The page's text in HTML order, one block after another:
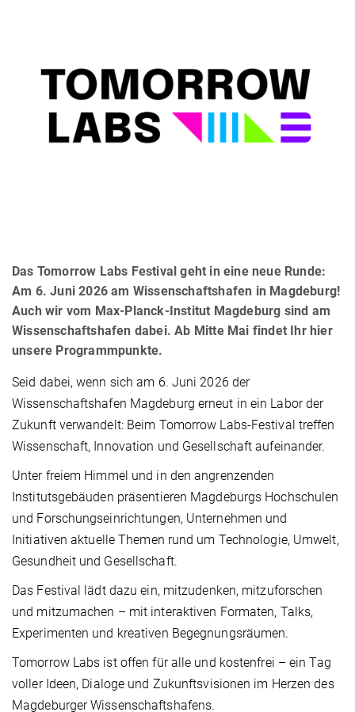
Das Tomorrow Labs Festival geht in eine neue Runde:
Am 6. Juni 2026 am Wissenschaftshafen in Magdeburg!
Auch wir vom Max-Planck-Institut Magdeburg sind am
Wissenschaftshafen dabei. Ab Mitte Mai findet Ihr hier
unsere Programmpunkte.
Seid dabei, wenn sich am 6. Juni 2026 der
Wissenschaftshafen Magdeburg erneut in ein Labor der
Zukunft verwandelt: Beim Tomorrow Labs-Festival treffen
Wissenschaft, Innovation und Gesellschaft aufeinander.
Unter freiem Himmel und in den angrenzenden
Institutsgebäuden präsentieren Magdeburgs Hochschulen
und Forschungseinrichtungen, Unternehmen und
Initiativen aktuelle Themen rund um Technologie, Umwelt,
Gesundheit und Gesellschaft.
Das Festival lädt dazu ein, mitzudenken, mitzuforschen
und mitzumachen – mit interaktiven Formaten, Talks,
Experimenten und kreativen Begegnungsräumen.
Tomorrow Labs ist offen für alle und kostenfrei – ein Tag
voller Ideen, Dialoge und Zukunftsvisionen im Herzen des
Magdeburger Wissenschaftshafens.